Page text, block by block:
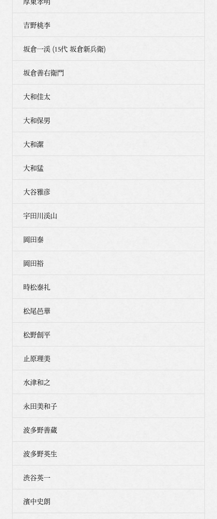
吉野桃李
坂倉一渓 (15代 坂倉新兵衛)
坂倉善右衛門
大和佳太
大和保男
大和潔
大和猛
大谷雅彦
宇田川渓山
岡田泰
岡田裕
時松泰礼
松尾邑華
松野創平
止原理美
水津和之
永田美和子
波多野善蔵
波多野英生
渋谷英一
濱中史朗